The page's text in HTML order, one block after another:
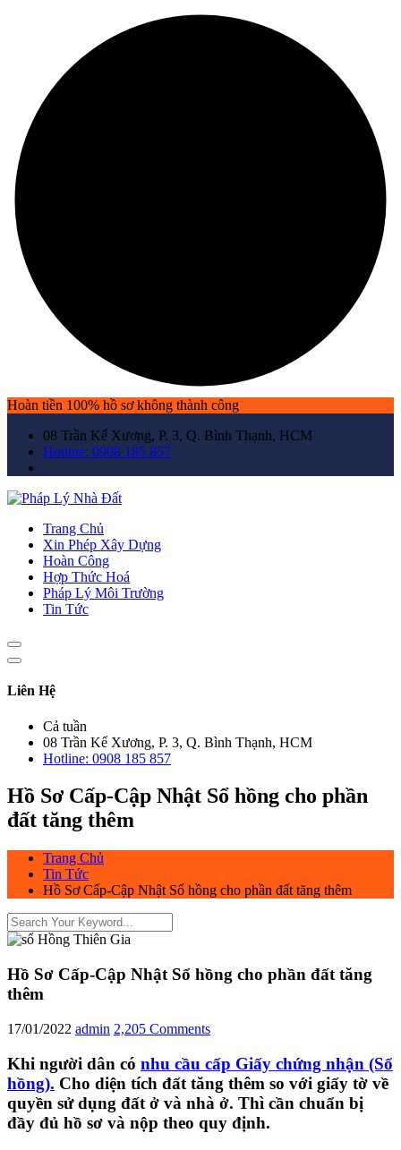
Hoàn tiền 100% hồ sơ không thành công
08 Trần Kế Xương, P. 3, Q. Bình Thạnh, HCM
Hotline: 0908 185 857
Trang Chủ
Xin Phép Xây Dựng
Hoàn Công
Hợp Thức Hoá
Pháp Lý Môi Trường
Tin Tức
Liên Hệ
Cả tuần
08 Trần Kế Xương, P. 3, Q. Bình Thạnh, HCM
Hotline: 0908 185 857
Hồ Sơ Cấp-Cập Nhật Sổ hồng cho phần
đất tăng thêm
Trang Chủ
Tin Tức
Hồ Sơ Cấp-Cập Nhật Sổ hồng cho phần đất tăng thêm
Hồ Sơ Cấp-Cập Nhật Sổ hồng cho phần đất tăng
thêm
17/01/2022 admin 2,205 Comments
Khi người dân có nhu cầu cấp Giấy chứng nhận (Sổ
hồng). Cho diện tích đất tăng thêm so với giấy tờ về
quyền sử dụng đất ở và nhà ở. Thì cần chuẩn bị
đầy đủ hồ sơ và nộp theo quy định.